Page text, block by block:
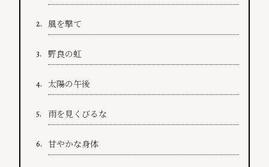
2. 風を撃て
3. 野良の虹
4. 太陽の午後
5. 雨を見くびるな
6. 甘やかな身体